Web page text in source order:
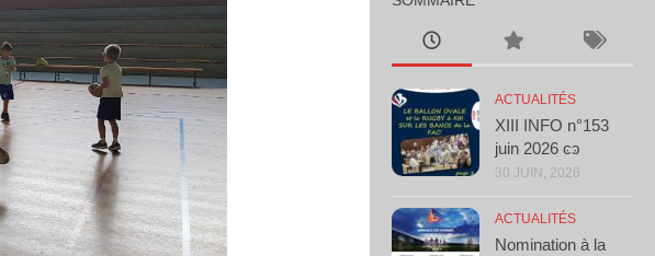
ACTUALITÉS
XIII INFO n°153
juin 2026 ͼͽ
30 JUIN, 2026
ACTUALITÉS
Nomination à la